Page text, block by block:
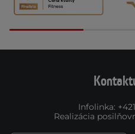
Infolinka:
Realizácia